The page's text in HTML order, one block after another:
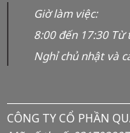
Giờ làm việc:
8:00 đến 17:30
Nghỉ chủ nhật và
CÔNG TY CỔ PHẦN